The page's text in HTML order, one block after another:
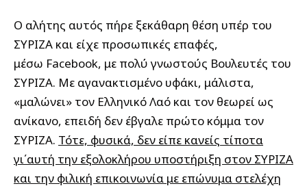
Ο αλήτης αυτός πήρε ξεκάθαρη θέση υπέρ του
ΣΥΡΙΖΑ και είχε προσωπικές επαφές,
μέσω Facebook, με πολύ γνωστούς Βουλευτές του
ΣΥΡΙΖΑ. Με αγανακτισμένο υφάκι, μάλιστα,
«μαλώνει» τον Ελληνικό Λαό και τον θεωρεί ως
ανίκανο, επειδή δεν έβγαλε πρώτο κόμμα τον
ΣΥΡΙΖΑ. Τότε, φυσικά, δεν είπε κανείς τίποτα
γι΄αυτή την εξολοκλήρου υποστήριξη στον ΣΥΡΙΖΑ
και την φιλική επικοινωνία με επώνυμα στελέχη